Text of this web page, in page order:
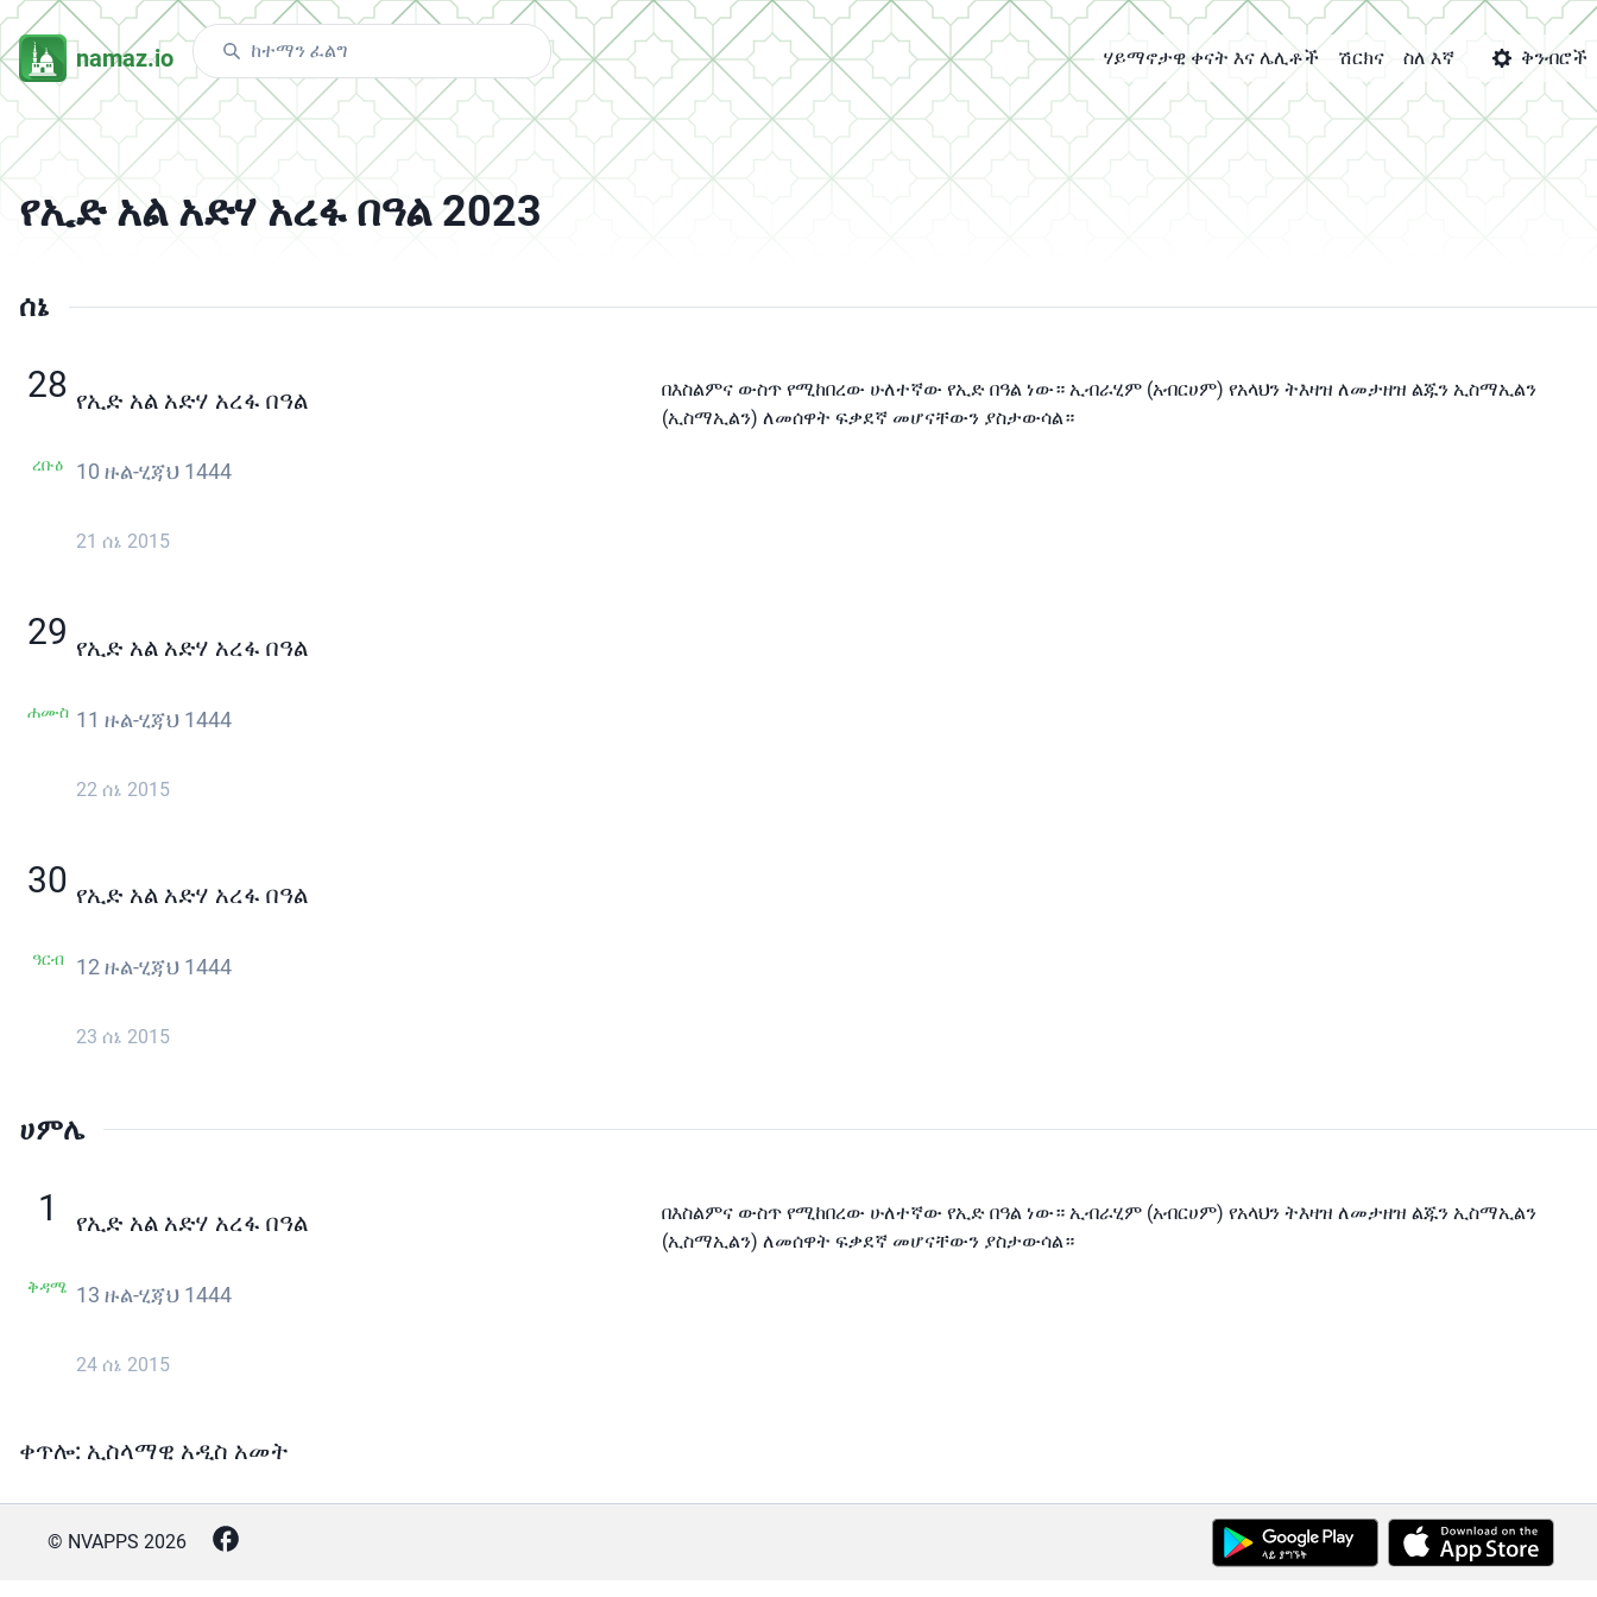
namaz.io ሃይማኖታዊ ቀናት እና ሌሊቶች ሽርክና ስለ እኛ ቅንብሮች
የኢድ አል አድሃ አረፋ በዓል 2023
ሰኔ
28
ረቡዕ
የኢድ አል አድሃ አረፋ በዓል
10 ዙል-ሂጃህ 1444
21 ሰኔ 2015
29
ሐሙስ
የኢድ አል አድሃ አረፋ በዓል
11 ዙል-ሂጃህ 1444
22 ሰኔ 2015
30
ዓርብ
የኢድ አል አድሃ አረፋ በዓል
12 ዙል-ሂጃህ 1444
23 ሰኔ 2015
በእስልምና ውስጥ የሚከበረው ሁለተኛው የኢድ በዓል ነው። ኢብራሂም (አብርሀም) የአላህን ትእዛዝ ለመታዘዝ ልጁን ኢስማኢልን
(ኢስማኢልን) ለመሰዋት ፍቃደኛ መሆናቸውን ያስታውሳል።
ሀምሌ
1
ቅዳሜ
የኢድ አል አድሃ አረፋ በዓል
13 ዙል-ሂጃህ 1444
24 ሰኔ 2015
በእስልምና ውስጥ የሚከበረው ሁለተኛው የኢድ በዓል ነው። ኢብራሂም (አብርሀም) የአላህን ትእዛዝ ለመታዘዝ ልጁን ኢስማኢልን
(ኢስማኢልን) ለመሰዋት ፍቃደኛ መሆናቸውን ያስታውሳል።
ቀጥሎ: ኢስላማዊ አዲስ አመት
© NVAPPS 2026